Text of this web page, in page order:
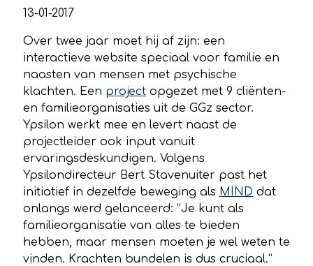
13-01-2017
Over twee jaar moet hij af zijn: een
interactieve website speciaal voor familie en
naasten van mensen met psychische
klachten. Een project opgezet met 9 cliënten-
en familieorganisaties uit de GGz sector.
Ypsilon werkt mee en levert naast de
projectleider ook input vanuit
ervaringsdeskundigen. Volgens
Ypsilondirecteur Bert Stavenuiter past het
initiatief in dezelfde beweging als MIND dat
onlangs werd gelanceerd: “Je kunt als
familieorganisatie van alles te bieden
hebben, maar mensen moeten je wel weten te
vinden. Krachten bundelen is dus cruciaal.”